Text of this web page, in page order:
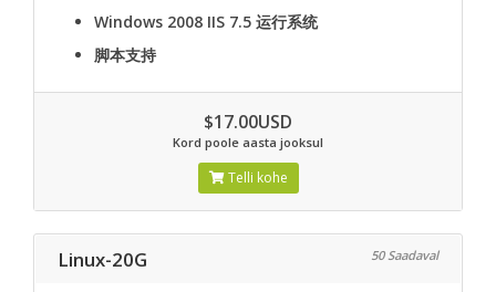
Windows 2008 IIS 7.5 运行系统
脚本支持
$17.00USD
Kord poole aasta jooksul
Telli kohe
Linux-20G 50 Saadaval